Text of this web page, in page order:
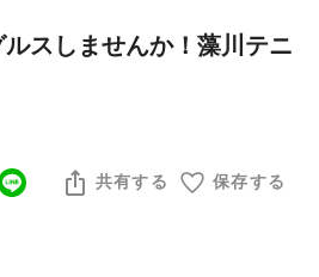
スしませんか！藻川テニ
共有する 保存する